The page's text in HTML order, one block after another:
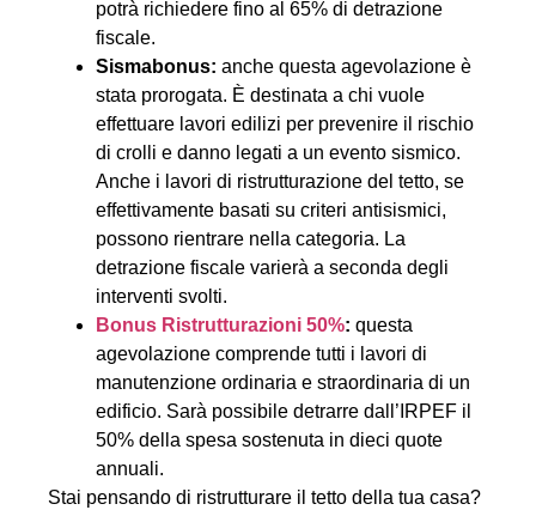
potrà richiedere fino al 65% di detrazione
fiscale.
Sismabonus: anche questa agevolazione è
stata prorogata. È destinata a chi vuole
effettuare lavori edilizi per prevenire il rischio
di crolli e danno legati a un evento sismico.
Anche i lavori di ristrutturazione del tetto, se
effettivamente basati su criteri antisismici,
possono rientrare nella categoria. La
detrazione fiscale varierà a seconda degli
interventi svolti.
Bonus Ristrutturazioni 50%: questa
agevolazione comprende tutti i lavori di
manutenzione ordinaria e straordinaria di un
edificio. Sarà possibile detrarre dall’IRPEF il
50% della spesa sostenuta in dieci quote
annuali.
Stai pensando di ristrutturare il tetto della tua casa?